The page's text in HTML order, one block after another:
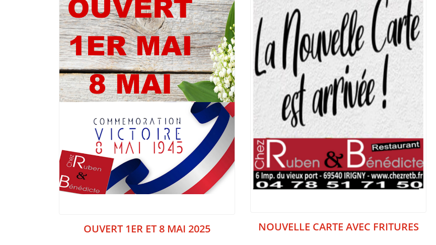
OUVERT 1ER ET 8 MAI 2025 NOUVELLE CARTE AVEC FRITURES